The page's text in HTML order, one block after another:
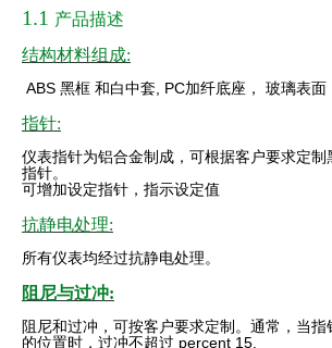
1.1 产品描述
结构材料组成:
ABS 黑框 和白中套 , PC加纤底座， 玻璃表面
指针:
仪表指针为铝合金制成，可根据客户要求定
指针。
可增加设定指针，指示设定值
抗静电处理:
所有仪表均经过抗静电处理。
阻尼与过冲:
阻尼和过冲，可按客户要求定制。通常，当
的位置时，过冲不超过 percent 15.